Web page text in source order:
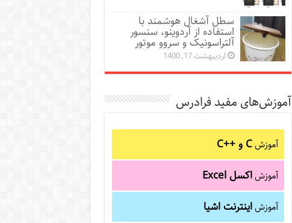
سطل آشغال هوشمند با
استفاده از آردوینو، سنسور
آلتراسونیک و سروو موتور
اردیبهشت 17, 1400
آموزش‌های مفید فرادرس
آموزشC و C++‎
آموزشاکسل Excel
آموزشاینترنت اشیا